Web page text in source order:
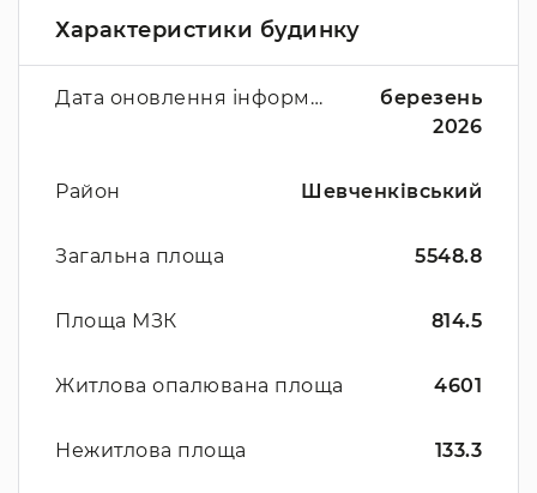
Характеристики будинку
Дата оновлення інформації
березень
2026
Район Шевченківський
Загальна площа 5548.8
Площа МЗК 814.5
Житлова опалювана площа 4601
Нежитлова площа 133.3